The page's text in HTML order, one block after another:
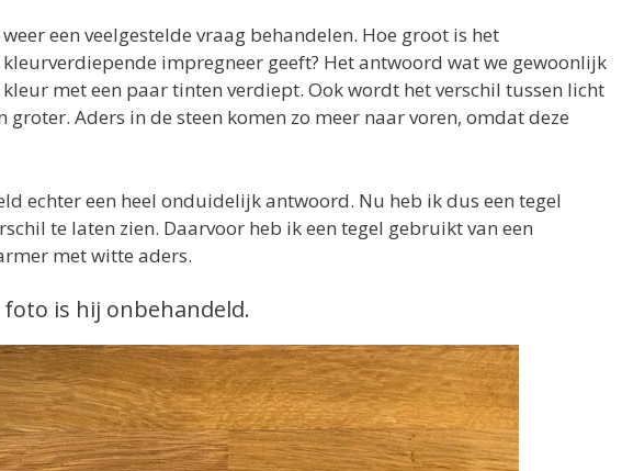
een veelgestelde vraag behandelen. Hoe groot is het
impregneer geeft? Het antwoord wat we gewoonlijk
met een paar tinten verdiept. Ook wordt het verschil tussen licht
groter. Aders in de steen komen zo meer naar voren, omdat deze
echter een heel onduidelijk antwoord. Nu heb ik dus een tegel
te laten zien. Daarvoor heb ik een tegel gebruikt van een
met witte aders.
is hij onbehandeld.